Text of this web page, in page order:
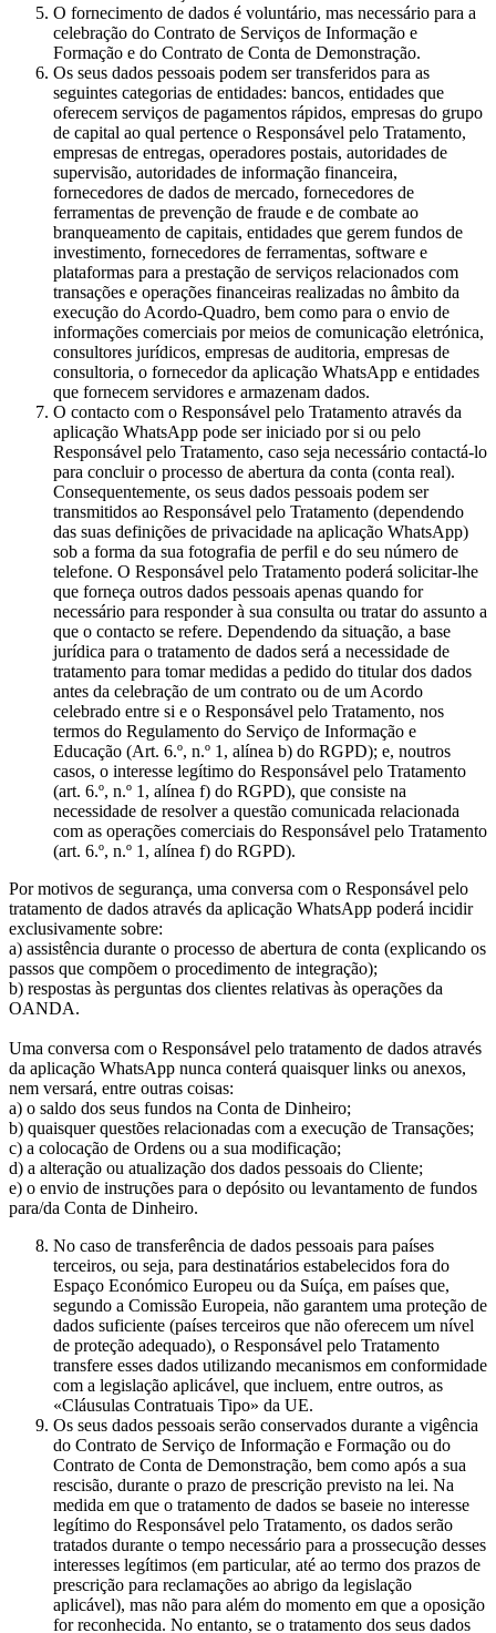
O fornecimento de dados é voluntário, mas necessário para a
celebração do Contrato de Serviços de Informação e
Formação e do Contrato de Conta de Demonstração.
Os seus dados pessoais podem ser transferidos para as
seguintes categorias de entidades: bancos, entidades que
oferecem serviços de pagamentos rápidos, empresas do grupo
de capital ao qual pertence o Responsável pelo Tratamento,
empresas de entregas, operadores postais, autoridades de
supervisão, autoridades de informação financeira,
fornecedores de dados de mercado, fornecedores de
ferramentas de prevenção de fraude e de combate ao
branqueamento de capitais, entidades que gerem fundos de
investimento, fornecedores de ferramentas, software e
plataformas para a prestação de serviços relacionados com
transações e operações financeiras realizadas no âmbito da
execução do Acordo-Quadro, bem como para o envio de
informações comerciais por meios de comunicação eletrónica,
consultores jurídicos, empresas de auditoria, empresas de
consultoria, o fornecedor da aplicação WhatsApp e entidades
que fornecem servidores e armazenam dados.
O contacto com o Responsável pelo Tratamento através da
aplicação WhatsApp pode ser iniciado por si ou pelo
Responsável pelo Tratamento, caso seja necessário contactá-lo
para concluir o processo de abertura da conta (conta real).
Consequentemente, os seus dados pessoais podem ser
transmitidos ao Responsável pelo Tratamento (dependendo
das suas definições de privacidade na aplicação WhatsApp)
sob a forma da sua fotografia de perfil e do seu número de
telefone. O Responsável pelo Tratamento poderá solicitar-lhe
que forneça outros dados pessoais apenas quando for
necessário para responder à sua consulta ou tratar do assunto a
que o contacto se refere. Dependendo da situação, a base
jurídica para o tratamento de dados será a necessidade de
tratamento para tomar medidas a pedido do titular dos dados
antes da celebração de um contrato ou de um Acordo
celebrado entre si e o Responsável pelo Tratamento, nos
termos do Regulamento do Serviço de Informação e
Educação (Art. 6.º, n.º 1, alínea b) do RGPD); e, noutros
casos, o interesse legítimo do Responsável pelo Tratamento
(art. 6.º, n.º 1, alínea f) do RGPD), que consiste na
necessidade de resolver a questão comunicada relacionada
com as operações comerciais do Responsável pelo Tratamento
(art. 6.º, n.º 1, alínea f) do RGPD).
Por motivos de segurança, uma conversa com o Responsável pelo
tratamento de dados através da aplicação WhatsApp poderá incidir
exclusivamente sobre:
a) assistência durante o processo de abertura de conta (explicando os
passos que compõem o procedimento de integração);
b) respostas às perguntas dos clientes relativas às operações da
OANDA.
Uma conversa com o Responsável pelo tratamento de dados através
da aplicação WhatsApp nunca conterá quaisquer links ou anexos,
nem versará, entre outras coisas:
a) o saldo dos seus fundos na Conta de Dinheiro;
b) quaisquer questões relacionadas com a execução de Transações;
c) a colocação de Ordens ou a sua modificação;
d) a alteração ou atualização dos dados pessoais do Cliente;
e) o envio de instruções para o depósito ou levantamento de fundos
para/da Conta de Dinheiro.
No caso de transferência de dados pessoais para países
terceiros, ou seja, para destinatários estabelecidos fora do
Espaço Económico Europeu ou da Suíça, em países que,
segundo a Comissão Europeia, não garantem uma proteção de
dados suficiente (países terceiros que não oferecem um nível
de proteção adequado), o Responsável pelo Tratamento
transfere esses dados utilizando mecanismos em conformidade
com a legislação aplicável, que incluem, entre outros, as
«Cláusulas Contratuais Tipo» da UE.
Os seus dados pessoais serão conservados durante a vigência
do Contrato de Serviço de Informação e Formação ou do
Contrato de Conta de Demonstração, bem como após a sua
rescisão, durante o prazo de prescrição previsto na lei. Na
medida em que o tratamento de dados se baseie no interesse
legítimo do Responsável pelo Tratamento, os dados serão
tratados durante o tempo necessário para a prossecução desses
interesses legítimos (em particular, até ao termo dos prazos de
prescrição para reclamações ao abrigo da legislação
aplicável), mas não para além do momento em que a oposição
for reconhecida. No entanto, se o tratamento dos seus dados